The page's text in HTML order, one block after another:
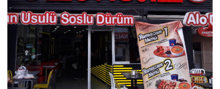
Raf ve Depo Sistemleri
Reklam - Tanıtım - PR ve İnternet
Seyahat - Rent A Car
Tabela - Dijital Baskı